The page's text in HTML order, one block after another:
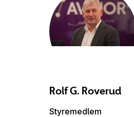
Rolf G. Roverud
Styremedlem